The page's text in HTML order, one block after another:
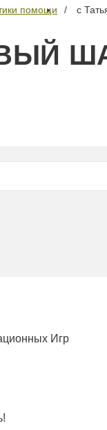
помощи с
Игр